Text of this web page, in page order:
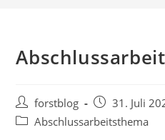
Beitrags-
Autor:
forstblog
Beitrag
veröffentlicht:
31. Juli
Beitrags-
Abschlussarbeitsthema